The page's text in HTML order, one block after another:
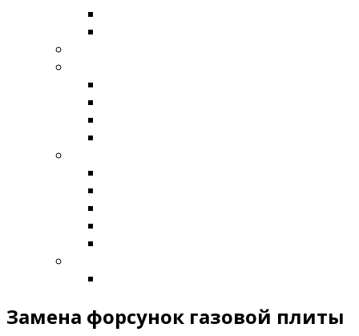
Замена форсунок газовой плиты